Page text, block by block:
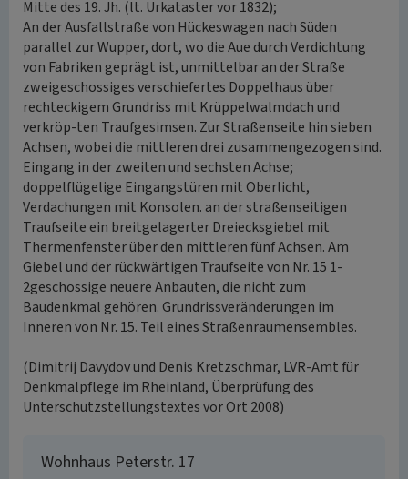
Mitte des 19. Jh. (lt. Urkataster vor 1832);
An der Ausfallstraße von Hückeswagen nach Süden
parallel zur Wupper, dort, wo die Aue durch Verdichtung
von Fabriken geprägt ist, unmittelbar an der Straße
zweigeschossiges verschiefertes Doppelhaus über
rechteckigem Grundriss mit Krüppelwalmdach und
verkröp-ten Traufgesimsen. Zur Straßenseite hin sieben
Achsen, wobei die mittleren drei zusammengezogen sind.
Eingang in der zweiten und sechsten Achse;
doppelflügelige Eingangstüren mit Oberlicht,
Verdachungen mit Konsolen. an der straßenseitigen
Traufseite ein breitgelagerter Dreiecksgiebel mit
Thermenfenster über den mittleren fünf Achsen. Am
Giebel und der rückwärtigen Traufseite von Nr. 15 1-
2geschossige neuere Anbauten, die nicht zum
Baudenkmal gehören. Grundrissveränderungen im
Inneren von Nr. 15. Teil eines Straßenraumensembles.
(Dimitrij Davydov und Denis Kretzschmar, LVR-Amt für
Denkmalpflege im Rheinland, Überprüfung des
Unterschutzstellungstextes vor Ort 2008)
Wohnhaus Peterstr. 17